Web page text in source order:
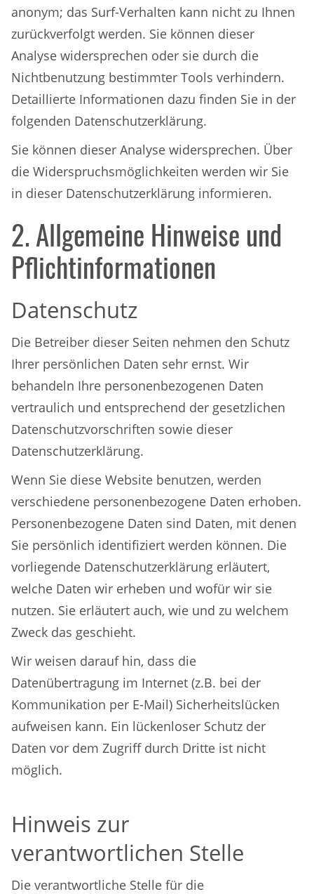
anonym; das Surf-Verhalten kann nicht zu Ihnen
zurückverfolgt werden. Sie können dieser
Analyse widersprechen oder sie durch die
Nichtbenutzung bestimmter Tools verhindern.
Detaillierte Informationen dazu finden Sie in der
folgenden Datenschutzerklärung.
Sie können dieser Analyse widersprechen. Über
die Widerspruchsmöglichkeiten werden wir Sie
in dieser Datenschutzerklärung informieren.
2. Allgemeine Hinweise und
Pflichtinformationen
Datenschutz
Die Betreiber dieser Seiten nehmen den Schutz
Ihrer persönlichen Daten sehr ernst. Wir
behandeln Ihre personenbezogenen Daten
vertraulich und entsprechend der gesetzlichen
Datenschutzvorschriften sowie dieser
Datenschutzerklärung.
Wenn Sie diese Website benutzen, werden
verschiedene personenbezogene Daten erhoben.
Personenbezogene Daten sind Daten, mit denen
Sie persönlich identifiziert werden können. Die
vorliegende Datenschutzerklärung erläutert,
welche Daten wir erheben und wofür wir sie
nutzen. Sie erläutert auch, wie und zu welchem
Zweck das geschieht.
Wir weisen darauf hin, dass die
Datenübertragung im Internet (z.B. bei der
Kommunikation per E-Mail) Sicherheitslücken
aufweisen kann. Ein lückenloser Schutz der
Daten vor dem Zugriff durch Dritte ist nicht
möglich.
Hinweis zur
verantwortlichen Stelle
Die verantwortliche Stelle für die